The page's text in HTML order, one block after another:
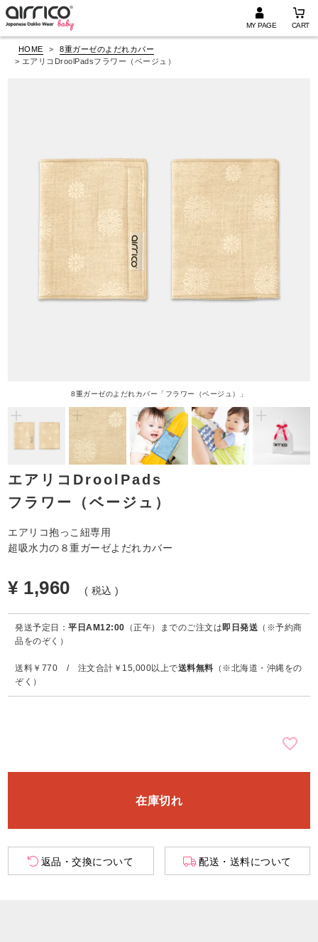
MY PAGE CART
HOME
8重ガーゼのよだれカバー
エアリコDroolPadsフラワー（ベージュ）
8重ガーゼのよだれカバー「フラワー（ベージュ）」
エアリコDroolPads
フラワー（ベージュ）
エアリコ抱っこ紐専用
超吸水力の８重ガーゼよだれカバー
¥ 1,960 税込
発送予定日：平日AM12:00 （正午）までのご注文は 即日発送 （※予約商
品をのぞく）
送料￥770 / 注文合計￥15,000以上で送料無料 （※北海道・沖縄をの
ぞく）
在庫切れ
返品・交換について 配送・送料について